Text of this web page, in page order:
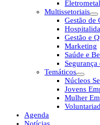
Multissetoriais
Gestão de
Gestão e
Marketing
Saúde e
Temáticos
Núcleos
Jovens
Mulher
Agenda